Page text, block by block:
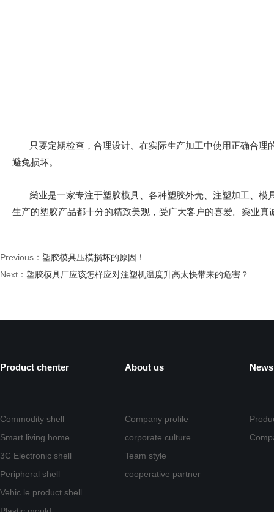
只要定期检查，合理设计、在实际生产加工中使用正确合理
避免损坏。
燊业是一家专注于塑胶模具、各种塑胶外壳、注塑加工、模
生产的塑胶产品都十分的精致美观，受广大客户的喜爱。燊业真
Previous： 塑胶模具压模损坏的原因！
Next： 塑胶模具厂应该怎样应对注塑机温度升高太快带来的危害？
Product chenter
Commodity shell
Smart living home
3C Electronic shell
Peripheral shell
Vehic le product shell
About us
Company profile
corporate culture
Team style
cooperative partner
News